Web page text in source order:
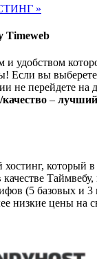
»
Timeweb
и удобством
Если вы
не перейдете на
качество –
который в
качестве
(5 базовых и 3
низкие цены на